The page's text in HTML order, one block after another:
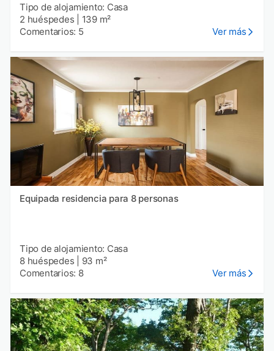
Tipo de alojamiento: Casa
2 huéspedes
139 m²
Comentarios: 5
Ver más
Equipada residencia para 8 personas
Tipo de alojamiento: Casa
8 huéspedes
93 m²
Comentarios: 8
Ver más